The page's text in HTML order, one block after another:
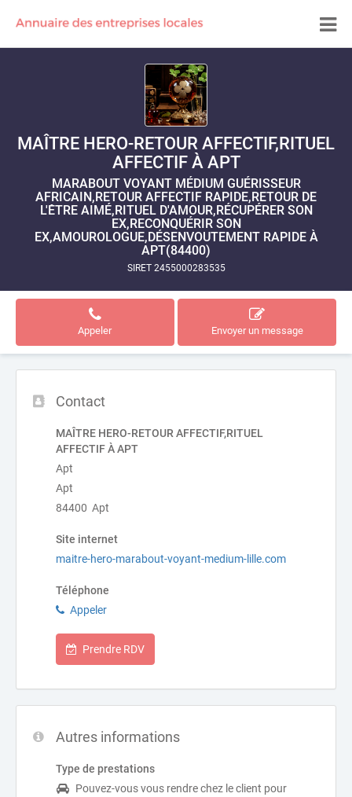
MAÎTRE HERO-RETOUR AFFECTIF,RITUEL
AFFECTIF À APT
MARABOUT VOYANT MÉDIUM GUÉRISSEUR
AFRICAIN,RETOUR AFFECTIF RAPIDE,RETOUR DE
L'ÊTRE AIMÉ,RITUEL D'AMOUR,RÉCUPÉRER SON
EX,RECONQUÉRIR SON
EX,AMOUROLOGUE,DÉSENVOUTEMENT RAPIDE À
APT(84400)
SIRET 2455000283535
Appeler Envoyer un message
Contact
MAÎTRE HERO-RETOUR AFFECTIF,RITUEL
AFFECTIF À APT
Apt
Apt
84400 Apt
Site internet
maitre-hero-marabout-voyant-medium-lille.com
Téléphone
Appeler
Prendre RDV
Autres informations
Type de prestations
Pouvez-vous vous rendre chez le client pour